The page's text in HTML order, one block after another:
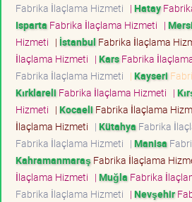
Fabrika İlaçlama Hizmeti | Hatay
Isparta Fabrika İlaçlama Hizmeti |
Hizmeti | İstanbul Fabrika İlaçlama
İlaçlama Hizmeti | KarsFabrika
Fabrika İlaçlama Hizmeti | Kayseri
Kırklareli Fabrika İlaçlama Hizmeti |
Hizmeti | Kocaeli Fabrika İlaçlama
İlaçlama Hizmeti | Kütahya Fabrika
Fabrika İlaçlama Hizmeti | Manisa
Kahramanmaraş Fabrika İlaçlama
İlaçlama Hizmeti | Muğla Fabrika
Fabrika İlaçlama Hizmeti | Nevşehir